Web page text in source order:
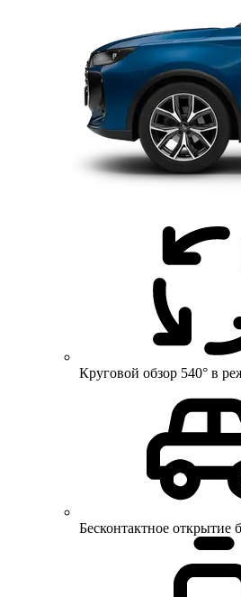
Круговой обзор 540° в
Бесконтактное открытие